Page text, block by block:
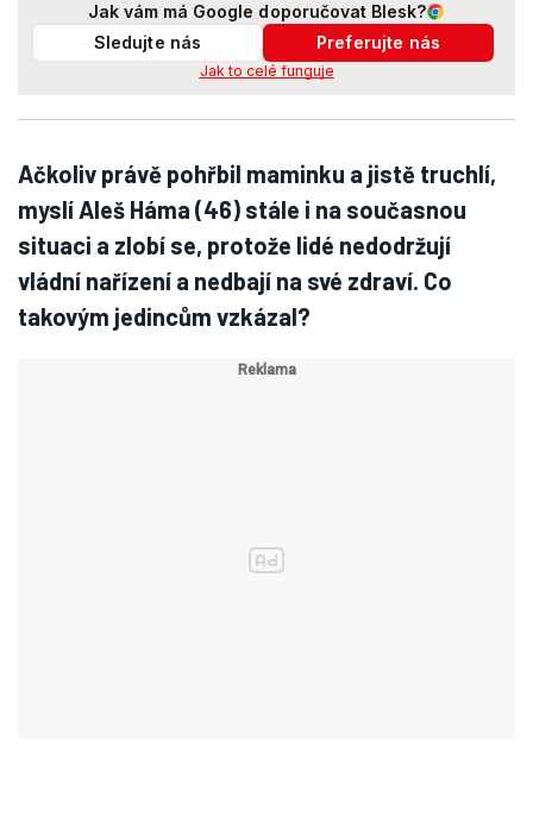
Jak vám má Google doporučovat Blesk?
Sledujte nás
Preferujte nás
Jak to celé funguje
Ačkoliv právě pohřbil maminku a jistě truchlí,
myslí Aleš Háma (46) stále i na současnou
situaci a zlobí se, protože lidé nedodržují
vládní nařízení a nedbají na své zdraví. Co
takovým jedincům vzkázal?